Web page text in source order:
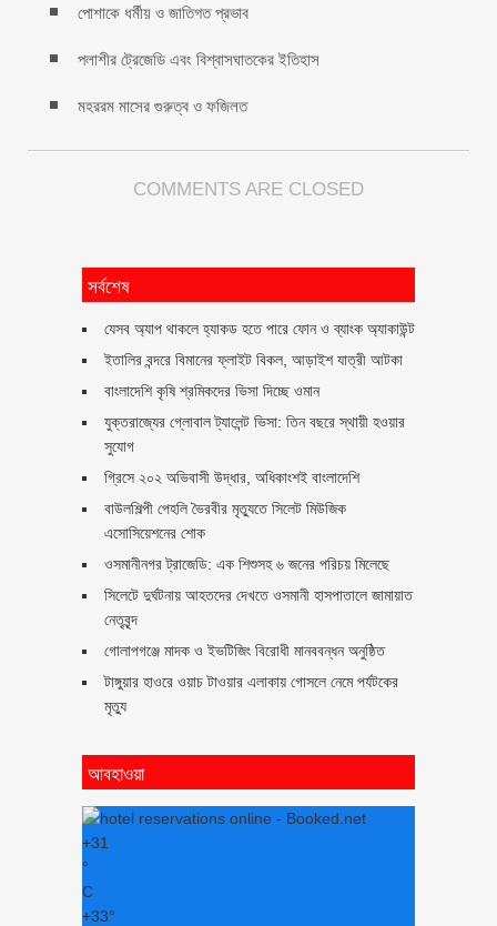
পোশাকে ধর্মীয় ও জাতিগত প্রভাব
পলাশীর ট্রেজেডি এবং বিশ্বাসঘাতকের ইতিহাস
মহররম মাসের গুরুত্ব ও ফজিলত
COMMENTS ARE CLOSED
সর্বশেষ
যেসব অ্যাপ থাকলে হ্যাকড হতে পারে ফোন ও ব্যাংক অ্যাকাউন্ট
ইতালির বন্দরে বিমানের ফ্লাইট বিকল, আড়াইশ যাত্রী আটকা
বাংলাদেশি কৃষি শ্রমিকদের ভিসা দিচ্ছে ওমান
যুক্তরাজ্যের গ্লোবাল ট্যালেন্ট ভিসা: তিন বছরে স্থায়ী হওয়ার
সুযোগ
গ্রিসে ২০২ অভিবাসী উদ্ধার, অধিকাংশই বাংলাদেশি
বাউলশিল্পী পেহলি ভৈরবীর মৃত্যুতে সিলেট মিউজিক
এসোসিয়েশনের শোক
ওসমানীনগর ট্রাজেডি: এক শিশুসহ ৬ জনের পরিচয় মিলেছে
সিলেটে দুর্ঘটনায় আহতদের দেখতে ওসমানী হাসপাতালে জামায়াত
নেতৃবৃন্দ
গোলাপগঞ্জে মাদক ও ইভটিজিং বিরোধী মানববন্ধন অনুষ্ঠিত
টাঙ্গুয়ার হাওরে ওয়াচ টাওয়ার এলাকায় গোসলে নেমে পর্যটকের
মৃত্যু
আবহাওয়া
+31
°
C
+33°